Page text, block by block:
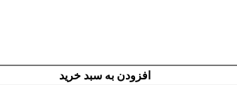
افزودن به سبد خرید